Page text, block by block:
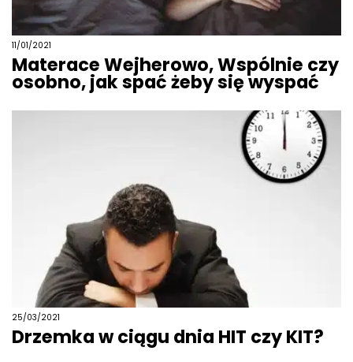
11/01/2021
Materace Wejherowo, Wspólnie czy
osobno, jak spać żeby się wyspać
25/03/2021
Drzemka w ciągu dnia HIT czy KIT?